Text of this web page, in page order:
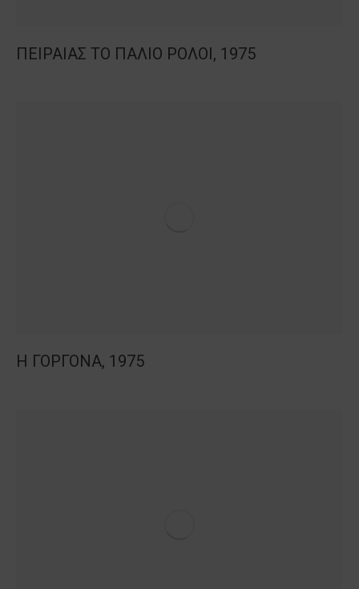
ΠΕΙΡΑΙΑΣ ΤΟ ΠΑΛΙΟ ΡΟΛΟΙ, 1975
Η ΓΟΡΓΟΝΑ, 1975